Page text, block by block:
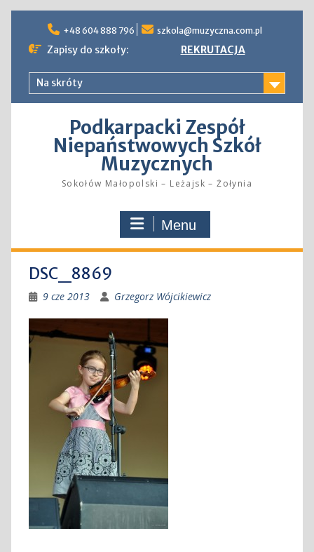
content
+48 604 888 796 szkola@muzyczna.com.pl
Zapisy do szkoły: REKRUTACJA
Na skróty
Podkarpacki Zespół
Niepaństwowych Szkół
Muzycznych
Sokołów Małopolski – Leżajsk – Żołynia
Menu
DSC_8869
9 cze 2013 Grzegorz Wójcikiewicz